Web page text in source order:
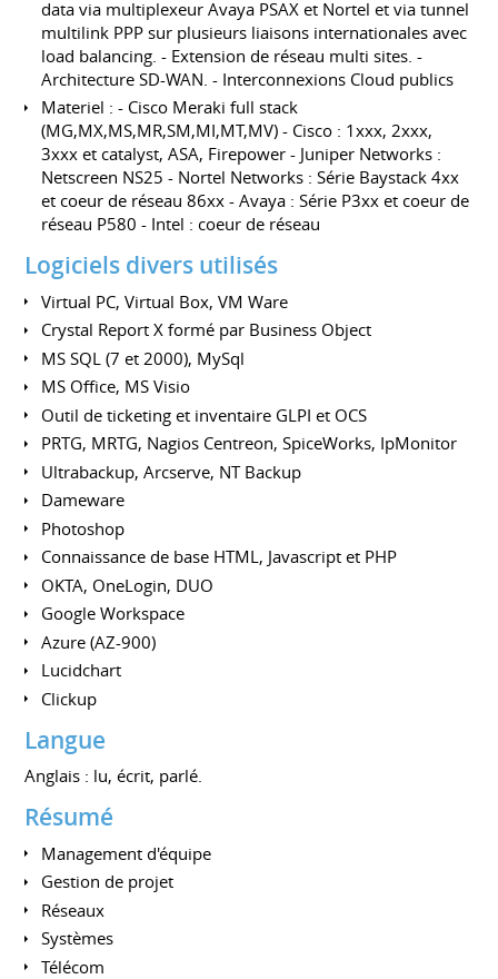
data via multiplexeur Avaya PSAX et Nortel et via tunnel
multilink PPP sur plusieurs liaisons internationales avec
load balancing. - Extension de réseau multi sites. -
Architecture SD-WAN. - Interconnexions Cloud publics
Materiel : - Cisco Meraki full stack
(MG,MX,MS,MR,SM,MI,MT,MV) - Cisco : 1xxx, 2xxx,
3xxx et catalyst, ASA, Firepower - Juniper Networks :
Netscreen NS25 - Nortel Networks : Série Baystack 4xx
et coeur de réseau 86xx - Avaya : Série P3xx et coeur de
réseau P580 - Intel : coeur de réseau
Logiciels divers utilisés
Virtual PC, Virtual Box, VM Ware
Crystal Report X formé par Business Object
MS SQL (7 et 2000), MySql
MS Office, MS Visio
Outil de ticketing et inventaire GLPI et OCS
PRTG, MRTG, Nagios Centreon, SpiceWorks, IpMonitor
Ultrabackup, Arcserve, NT Backup
Dameware
Photoshop
Connaissance de base HTML, Javascript et PHP
OKTA, OneLogin, DUO
Google Workspace
Azure (AZ-900)
Lucidchart
Clickup
Langue
Anglais : lu, écrit, parlé.
Résumé
Management d'équipe
Gestion de projet
Réseaux
Systèmes
Télécom